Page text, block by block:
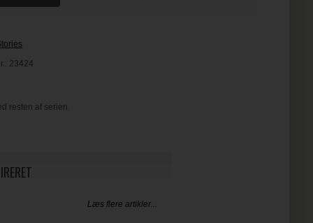
23424
resten af serien.
Læs flere artikler...